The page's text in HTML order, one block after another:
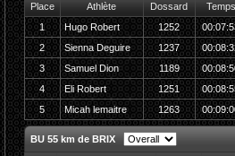
Place Athlète Dossard
Temps
1
Hugo Robert 1252
2
Sienna Deguire 1237
3
Samuel Dion 1189
4
Eli Robert 1251
5
Micah lemaitre 1263
BU 55 km de BRIX